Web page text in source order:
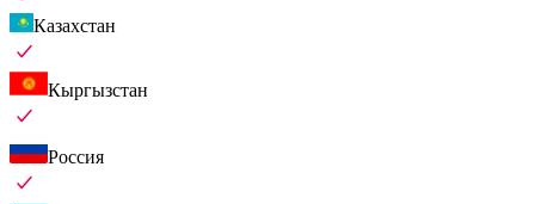
Казахстан
Кыргызстан
Россия